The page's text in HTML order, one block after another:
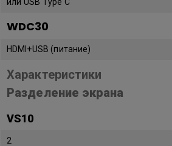
WDC30
HDMI+USB (питание)
Характеристики
Разделение экрана
VS10
2